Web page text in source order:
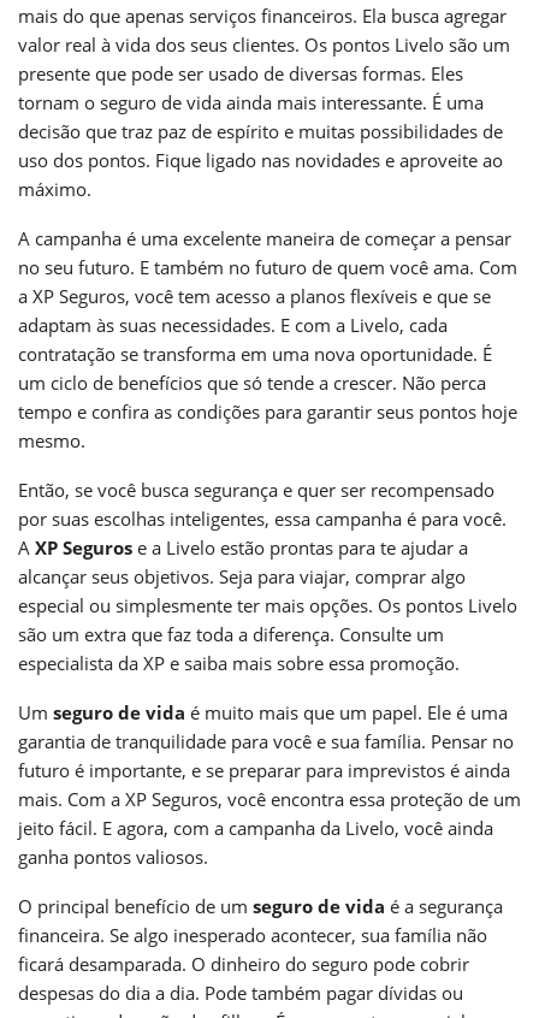
mais do que apenas serviços financeiros. Ela busca agregar
valor real à vida dos seus clientes. Os pontos Livelo são um
presente que pode ser usado de diversas formas. Eles
tornam o seguro de vida ainda mais interessante. É uma
decisão que traz paz de espírito e muitas possibilidades de
uso dos pontos. Fique ligado nas novidades e aproveite ao
máximo.
A campanha é uma excelente maneira de começar a pensar
no seu futuro. E também no futuro de quem você ama. Com
a XP Seguros, você tem acesso a planos flexíveis e que se
adaptam às suas necessidades. E com a Livelo, cada
contratação se transforma em uma nova oportunidade. É
um ciclo de benefícios que só tende a crescer. Não perca
tempo e confira as condições para garantir seus pontos hoje
mesmo.
Então, se você busca segurança e quer ser recompensado
por suas escolhas inteligentes, essa campanha é para você.
A XP Seguros e a Livelo estão prontas para te ajudar a
alcançar seus objetivos. Seja para viajar, comprar algo
especial ou simplesmente ter mais opções. Os pontos Livelo
são um extra que faz toda a diferença. Consulte um
especialista da XP e saiba mais sobre essa promoção.
Um seguro de vida é muito mais que um papel. Ele é uma
garantia de tranquilidade para você e sua família. Pensar no
futuro é importante, e se preparar para imprevistos é ainda
mais. Com a XP Seguros, você encontra essa proteção de um
jeito fácil. E agora, com a campanha da Livelo, você ainda
ganha pontos valiosos.
O principal benefício de um seguro de vida é a segurança
financeira. Se algo inesperado acontecer, sua família não
ficará desamparada. O dinheiro do seguro pode cobrir
despesas do dia a dia. Pode também pagar dívidas ou